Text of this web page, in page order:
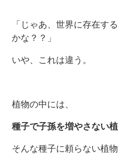
「じゃあ、世界に存在す
かな？？」
いや、これは違う。
植物の中には、
種子で子孫を増やさない
そんな種子に頼らない植物